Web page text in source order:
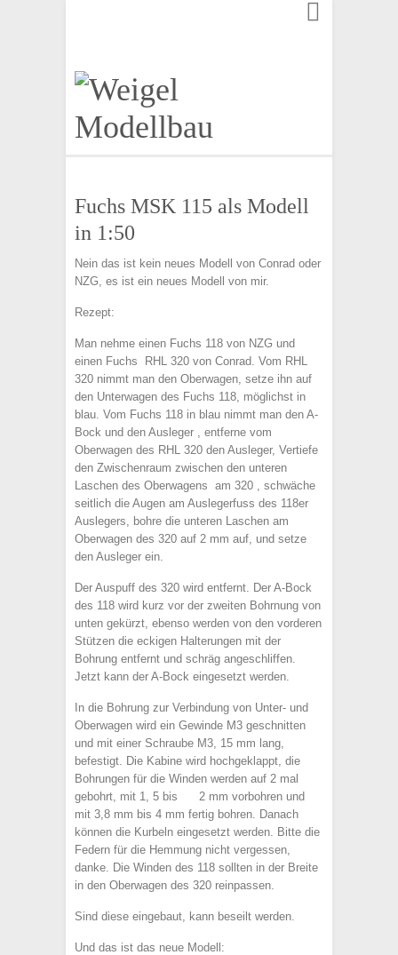
Fuchs MSK 115 als Modell
in 1:50
Nein das ist kein neues Modell von Conrad oder
NZG, es ist ein neues Modell von mir.
Rezept:
Man nehme einen Fuchs 118 von NZG und
einen Fuchs RHL 320 von Conrad. Vom RHL
320 nimmt man den Oberwagen, setze ihn auf
den Unterwagen des Fuchs 118, möglichst in
blau. Vom Fuchs 118 in blau nimmt man den A-
Bock und den Ausleger , entferne vom
Oberwagen des RHL 320 den Ausleger, Vertiefe
den Zwischenraum zwischen den unteren
Laschen des Oberwagens am 320 , schwäche
seitlich die Augen am Auslegerfuss des 118er
Auslegers, bohre die unteren Laschen am
Oberwagen des 320 auf 2 mm auf, und setze
den Ausleger ein.
Der Auspuff des 320 wird entfernt. Der A-Bock
des 118 wird kurz vor der zweiten Bohrnung von
unten gekürzt, ebenso werden von den vorderen
Stützen die eckigen Halterungen mit der
Bohrung entfernt und schräg angeschliffen.
Jetzt kann der A-Bock eingesetzt werden.
In die Bohrung zur Verbindung von Unter- und
Oberwagen wird ein Gewinde M3 geschnitten
und mit einer Schraube M3, 15 mm lang,
befestigt. Die Kabine wird hochgeklappt, die
Bohrungen für die Winden werden auf 2 mal
gebohrt, mit 1, 5 bis 2 mm vorbohren und
mit 3,8 mm bis 4 mm fertig bohren. Danach
können die Kurbeln eingesetzt werden. Bitte die
Federn für die Hemmung nicht vergessen,
danke. Die Winden des 118 sollten in der Breite
in den Oberwagen des 320 reinpassen.
Sind diese eingebaut, kann beseilt werden.
Und das ist das neue Modell: